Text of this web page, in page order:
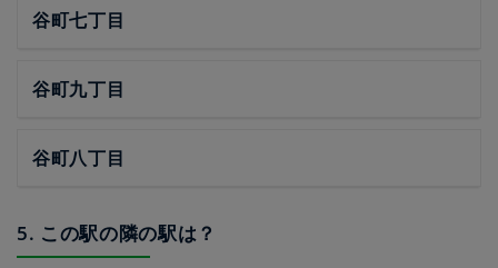
谷町七丁目
谷町九丁目
谷町八丁目
5. この駅の隣の駅は？